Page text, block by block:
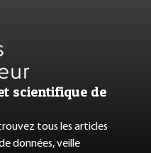
scientifique de
tous les articles
données, veille